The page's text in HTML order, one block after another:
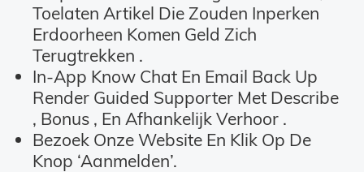
Toelaten Artikel Die Zouden Inperken
Erdoorheen Komen Geld Zich
Terugtrekken .
In-App Know Chat En Email Back Up
Render Guided Supporter Met Describe
, Bonus , En Afhankelijk Verhoor .
Bezoek Onze Website En Klik Op De
Knop ‘Aanmelden’.